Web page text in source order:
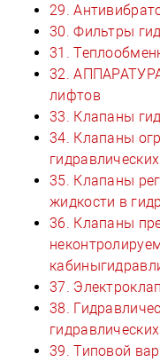
29.
30. Фильтры
31.
32.
лифтов
33. Клапаны
34. Клапаны
35. Клапаны
жидкости в
36. Клапаны
37.
38.
39. Типовой